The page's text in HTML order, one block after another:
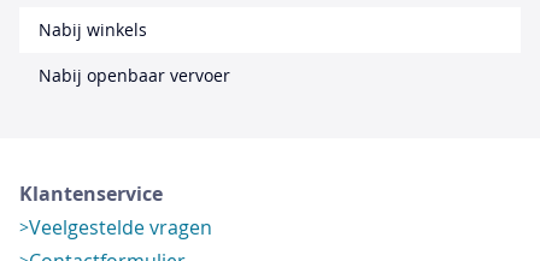
Nabij winkels
Nabij openbaar vervoer
Klantenservice
Veelgestelde vragen